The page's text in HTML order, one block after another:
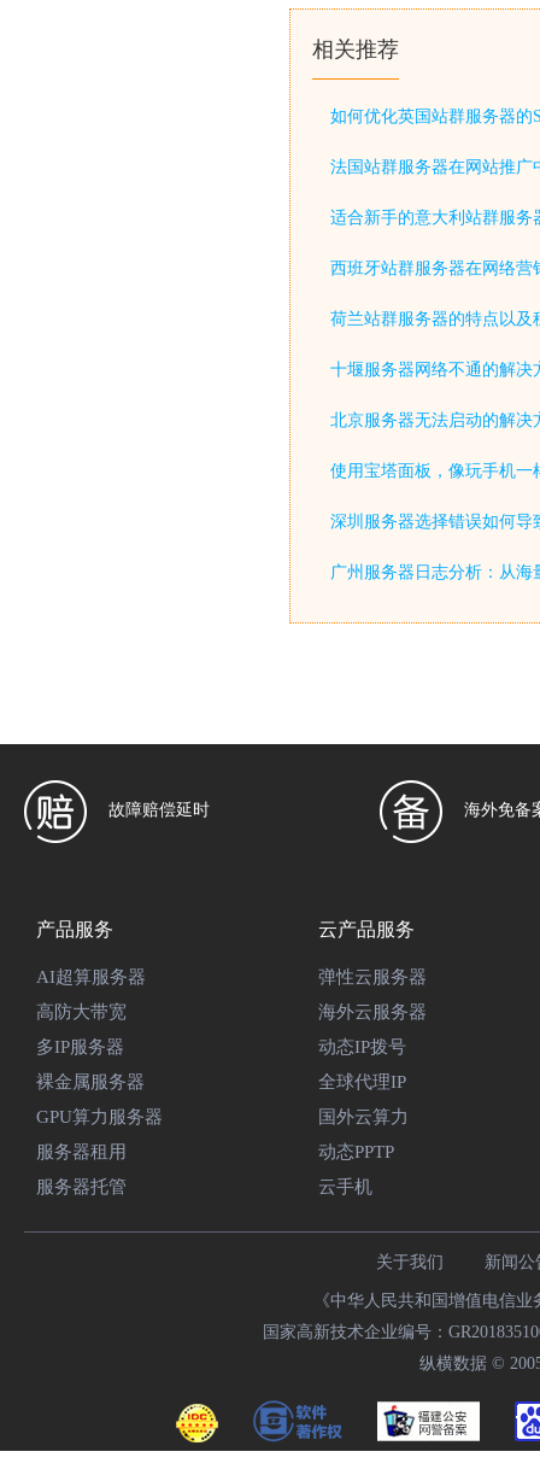
相关推荐
如何优化英国站群服务器的
法国站群服务器在网站推广
适合新手的意大利站群服务
西班牙站群服务器在网络营
荷兰站群服务器的特点以及
十堰服务器网络不通的解决
北京服务器无法启动的解决
使用宝塔面板，像玩手机一
深圳服务器选择错误如何导
广州服务器日志分析：从海
故障赔偿延时 海外免备
产品服务
AI超算服务器
高防大带宽
多IP服务器
裸金属服务器
GPU算力服务器
服务器租用
服务器托管
云产品服务
弹性云服务器
海外云服务器
动态IP拨号
全球代理IP
国外云算力
动态PPTP
云手机
关于我们 新闻公
《中华人民共和国增值电信
国家高新技术企业编号：
纵横数据 ©